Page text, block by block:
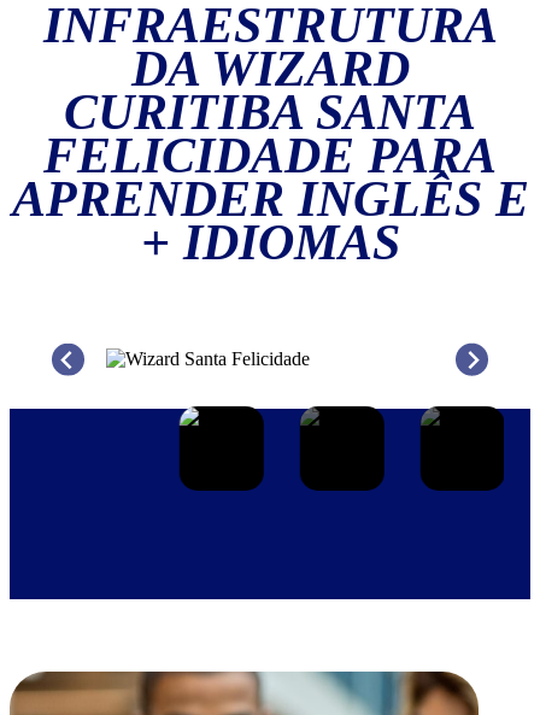
INFRAESTRUTURA
DA WIZARD
CURITIBA SANTA
FELICIDADE PARA
APRENDER INGLÊS E
+ IDIOMAS